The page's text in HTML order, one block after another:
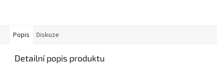
Popis Diskuze
Detailní popis produktu